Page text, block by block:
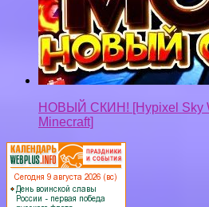
НОВЫЙ СКИН! [Hypixel Sky
Minecraft]